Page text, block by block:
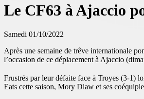
Le CF63 à Ajaccio
Samedi 01/10/2022
Après une semaine de trêve internationale
l’occasion de ce déplacement à Ajaccio
Frustrés par leur défaite face à Troyes (3-1)
Eats cette saison, Mory Diaw et ses